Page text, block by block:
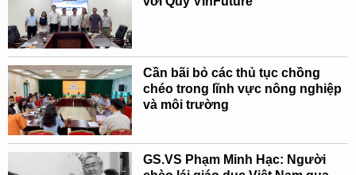
Cần bãi bỏ các thủ tục chồng
chéo trong lĩnh vực nông nghiệp
và môi trường
GS.VS Phạm Minh Hạc: Người